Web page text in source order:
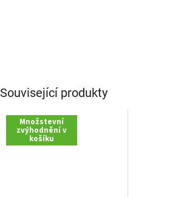
Související produkty
Množstevní
zvýhodnění v
košíku